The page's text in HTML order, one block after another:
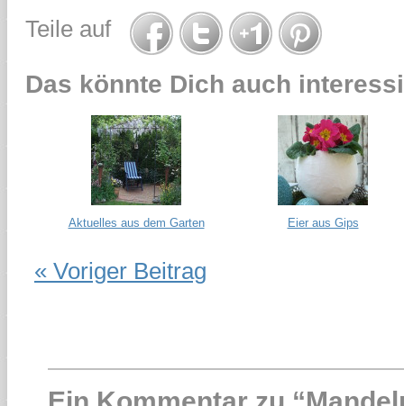
Teile auf
Das könnte Dich auch
Aktuelles aus dem Garten Eier aus Gips
« Voriger Beitrag